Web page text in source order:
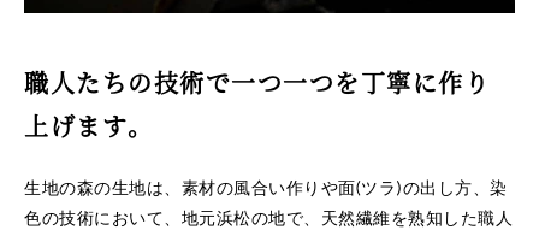
職人たちの技術で一つ一つを丁寧に作り
上げます。
生地の森の生地は、素材の風合い作りや面(ツラ)の出し方、染
色の技術において、地元浜松の地で、天然繊維を熟知した職人